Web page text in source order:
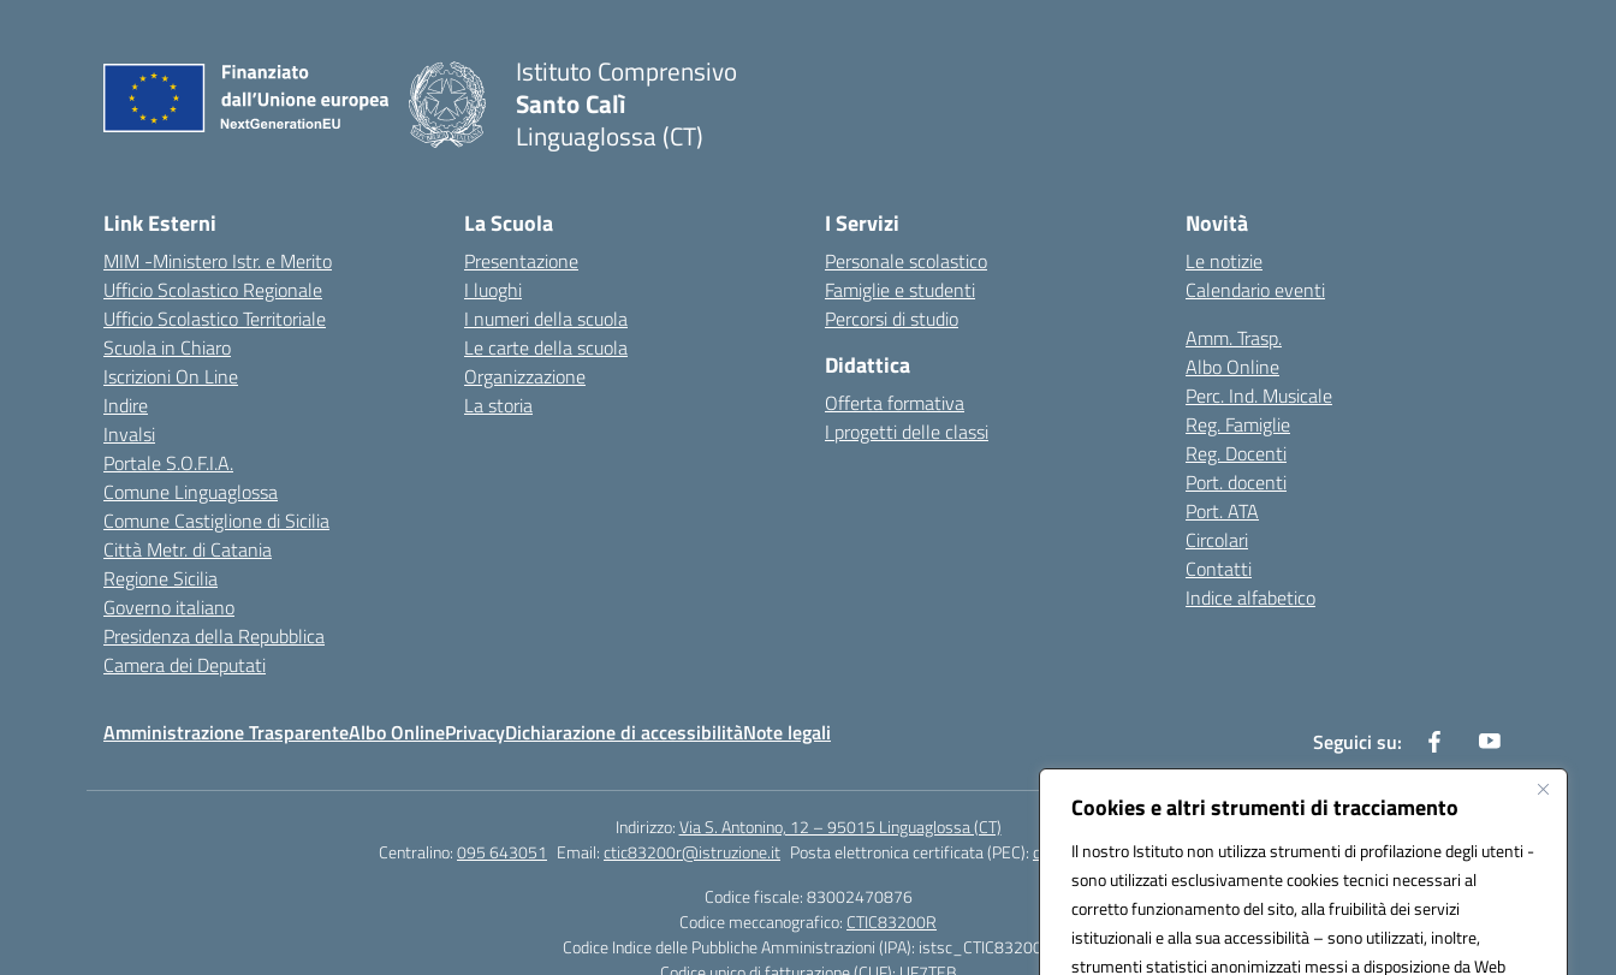
Cookies e altri strumenti di tracciamento
Il nostro Istituto non utilizza strumenti di profilazione degli utenti -
sono utilizzati esclusivamente cookies tecnici necessari al
corretto funzionamento del sito, alla fruibilità dei servizi
istituzionali e alla sua accessibilità – sono utilizzati, inoltre,
strumenti statistici anonimizzati messi a disposizione da Web
Istituto Comprensivo
Santo Calì
Linguaglossa (CT)
Link Esterni
MIM -Ministero Istr. e Merito
Ufficio Scolastico Regionale
Ufficio Scolastico Territoriale
Scuola in Chiaro
Iscrizioni On Line
Indire
Invalsi
Portale S.O.F.I.A.
Comune Linguaglossa
Comune Castiglione di Sicilia
Città Metr. di Catania
Regione Sicilia
Governo italiano
Presidenza della Repubblica
Camera dei Deputati
La Scuola
Presentazione
I luoghi
I numeri della scuola
Le carte della scuola
Organizzazione
La storia
I Servizi
Personale scolastico
Famiglie e studenti
Percorsi di studio
Didattica
Offerta formativa
I progetti delle classi
Novità
Le notizie
Calendario eventi
Amm. Trasp.
Albo Online
Perc. Ind. Musicale
Reg. Famiglie
Reg. Docenti
Port. docenti
Port. ATA
Circolari
Contatti
Indice alfabetico
Amministrazione TrasparenteAlbo OnlinePrivacyDichiarazione di accessibilitàNote legali Seguici su:
Indirizzo:Via S. Antonino, 12 – 95015 Linguaglossa (CT)
Centralino:095 643051 Email:ctic83200r@istruzione.it Posta elettronica certificata (PEC):ctic83200r@pec.istruzione.it
Codice fiscale: 83002470876
Codice meccanografico: CTIC83200R
Codice Indice delle Pubbliche Amministrazioni (IPA): istsc_CTIC83200R